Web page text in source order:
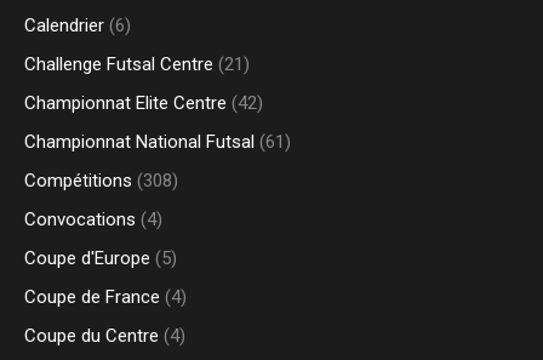
Calendrier (6)
Challenge Futsal Centre (21)
Championnat Elite Centre (42)
Championnat National Futsal (61)
Compétitions (308)
Convocations (4)
Coupe d'Europe (5)
Coupe de France (4)
Coupe du Centre (4)